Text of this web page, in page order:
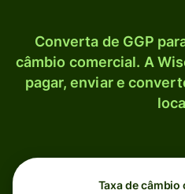
Converta de GGP
câmbio comercial. A
pagar, enviar e
Taxa de